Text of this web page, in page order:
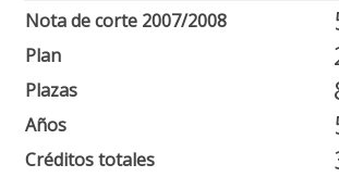
Nota de corte 2007/2008
Plan
Plazas
Años
Créditos totales